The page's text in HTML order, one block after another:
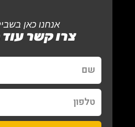
אנחנו כאן
צרו קשר עוד
שם
טלפון